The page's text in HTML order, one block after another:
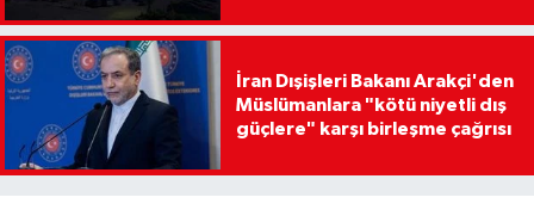
İran Dışişleri Bakanı Arakçi'den
Müslümanlara "kötü niyetli dış
güçlere" karşı birleşme çağrısı